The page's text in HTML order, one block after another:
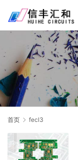
首页 fecl3